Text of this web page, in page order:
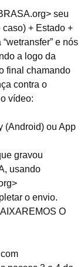
seu
+ Estado +
e nós
a logo da
final chamando
contra o
vídeo:
(Android) ou App
gravou
usando
o envio.
O